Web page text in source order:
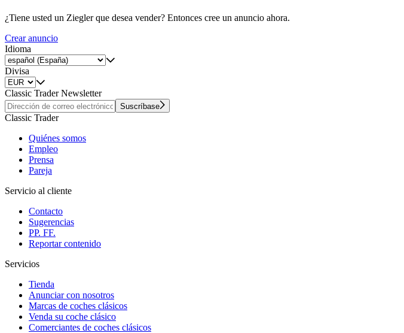
¿Tiene usted un Ziegler que desea vender? Entonces cree un anuncio ahora.
Crear anuncio
Idioma
Divisa
Classic Trader Newsletter
Suscríbase
Classic Trader
Quiénes somos
Empleo
Prensa
Pareja
Servicio al cliente
Contacto
Sugerencias
PP. FF.
Reportar contenido
Servicios
Tienda
Anunciar con nosotros
Marcas de coches clásicos
Venda su coche clásico
Comerciantes de coches clásicos